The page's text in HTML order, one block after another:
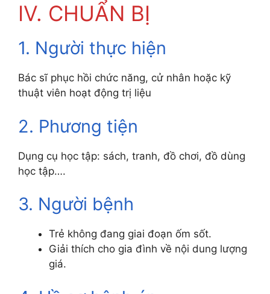
IV. CHUẨN BỊ
1. Người thực hiện
Bác sĩ phục hồi chức năng, cử nhân hoặc kỹ
thuật viên hoạt động trị liệu
2. Phương tiện
Dụng cụ học tập: sách, tranh, đồ chơi, đồ dùng
học tập….
3. Người bệnh
Trẻ không đang giai đoạn ốm sốt.
Giải thích cho gia đình về nội dung lượng
giá.